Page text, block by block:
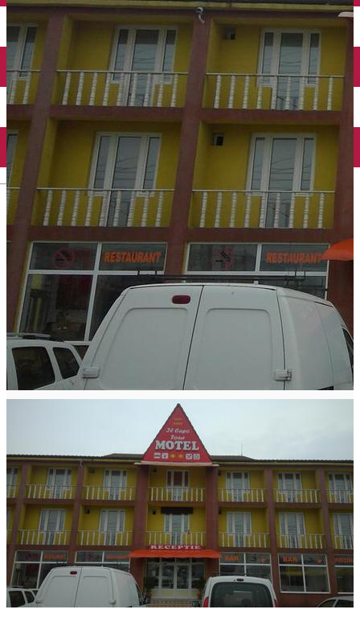
English
Închirieri auto
Închirieri biciclete
Încărcare vehicule electrice